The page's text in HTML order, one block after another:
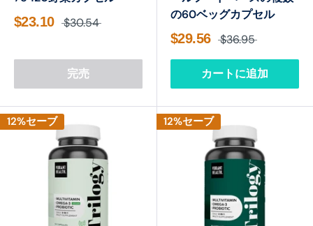
$23.10 $30.54
完売
の60ベッグカプセル
$29.56 $36.95
カートに追加
12%セーブ 12%セーブ